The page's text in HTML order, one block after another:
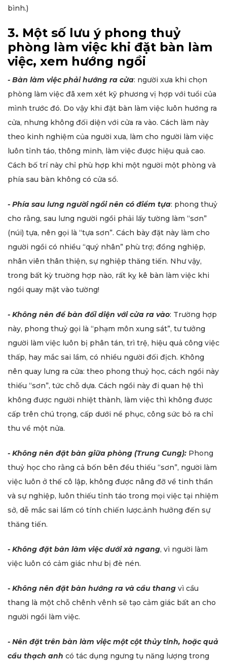
bình.)
3. Một số lưu ý phong thuỷ
phòng làm việc khi đặt bàn làm
việc, xem hướng ngồi
- Bàn làm việc phải hướng ra cửa: người xưa khi chọn
phòng làm việc đã xem xét kỹ phương vị hợp với tuổi của
mình trước đó. Do vậy khi đặt bàn làm việc luôn hướng ra
cửa, nhưng không đối diện với cửa ra vào. Cách làm này
theo kinh nghiệm của người xưa, làm cho người làm việc
luôn tỉnh táo, thông minh, làm việc được hiệu quả cao.
Cách bố trí này chỉ phù hợp khi một người một phòng và
phía sau bàn không có cửa sổ.
- Phía sau lưng người ngồi nên có điểm tựa: phong thuỷ
cho rằng, sau lưng người ngồi phải lấy tường làm “sơn”
(núi) tựa, nên gọi là “tựa sơn”. Cách bày đặt này làm cho
người ngồi có nhiều “quý nhân” phù trợ; đồng nghiệp,
nhân viên thân thiện, sự nghiệp thăng tiến. Như vậy,
trong bất kỳ truờng hợp nào, rất kỵ kê bàn làm việc khi
ngồi quay mặt vào tường!
- Không nên để bàn đối diện với cửa ra vào: Trường hợp
này, phong thuỷ gọi là “phạm môn xung sát”, tư tưởng
người làm việc luôn bị phân tán, trì trệ, hiệu quả công việc
thấp, hay mắc sai lầm, có nhiều người đối địch. Không
nên quay lưng ra cửa: theo phong thuỷ học, cách ngồi này
thiếu “sơn”, tức chỗ dựa. Cách ngồi này đi quan hệ thì
không được người nhiệt thành, làm việc thì không được
cấp trên chú trọng, cấp dưới nể phục, công sức bỏ ra chỉ
thu về một nửa.
- Không nên đặt bàn giữa phòng (Trung Cung): Phong
thuỷ học cho rằng cả bốn bên đều thiếu “sơn”, người làm
việc luôn ở thế cô lập, không được nâng đỡ về tinh thần
và sự nghiệp, luôn thiếu tỉnh táo trong mọi việc tại nhiệm
sở, dễ mắc sai lầm có tính chiến lược.ảnh hưởng đến sự
thăng tiến.
- Không đặt bàn làm việc dưới xà ngang, vì người làm
việc luôn có cảm giác như bị đè nén.
- Không nên đặt bàn hướng ra và cầu thang vì cầu
thang là một chỗ chênh vênh sẽ tạo cảm giác bất an cho
người ngồi làm việc.
- Nên đặt trên bàn làm việc một cột thủy tinh, hoặc quả
cầu thạch anh có tác dụng ngưng tụ năng lượng trong